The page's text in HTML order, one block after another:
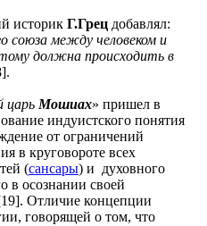
историк Г.Грец добавлял:
союза между человеком и
должна происходить в
царь Мошиах» пришел в
индуистского понятия
от ограничений
в круговороте всех
(сансары) и духовного
в осознании своей
Отличие концепции
говорящей о том, что